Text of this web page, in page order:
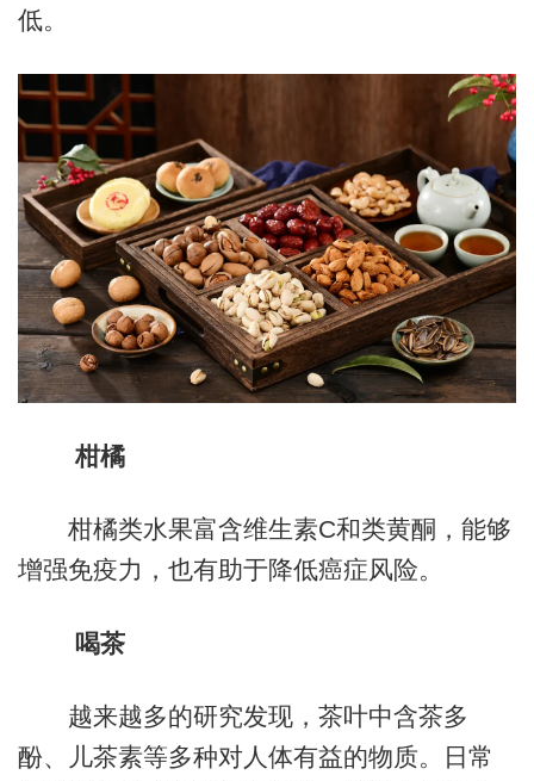
低。
柑橘
柑橘类水果富含维生素C和类黄酮，能够
增强免疫力，也有助于降低癌症风险。
喝茶
越来越多的研究发现，茶叶中含茶多
酚、儿茶素等多种对人体有益的物质。日常